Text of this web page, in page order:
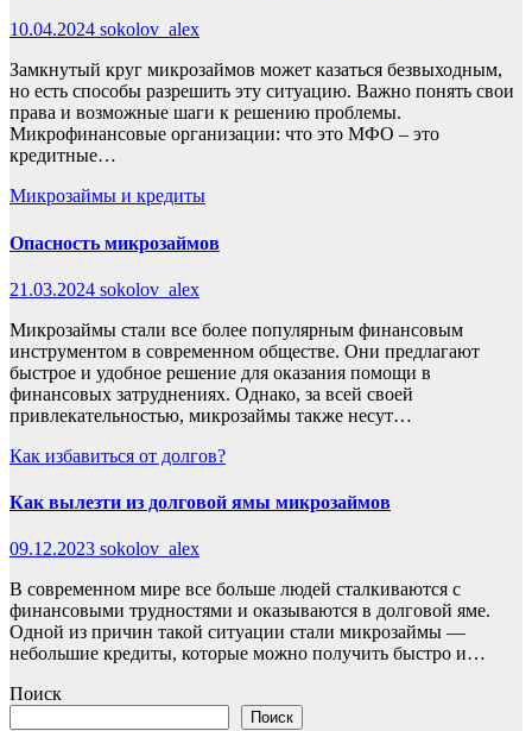
10.04.2024 sokolov_alex
Замкнутый круг микрозаймов может казаться безвыходным,
но есть способы разрешить эту ситуацию. Важно понять свои
права и возможные шаги к решению проблемы.
Микрофинансовые организации: что это МФО – это
кредитные…
Микрозаймы и кредиты
Опасность микрозаймов
21.03.2024 sokolov_alex
Микрозаймы стали все более популярным финансовым
инструментом в современном обществе. Они предлагают
быстрое и удобное решение для оказания помощи в
финансовых затруднениях. Однако, за всей своей
привлекательностью, микрозаймы также несут…
Как избавиться от долгов?
Как вылезти из долговой ямы микрозаймов
09.12.2023 sokolov_alex
В современном мире все больше людей сталкиваются с
финансовыми трудностями и оказываются в долговой яме.
Одной из причин такой ситуации стали микрозаймы —
небольшие кредиты, которые можно получить быстро и…
Поиск
Поиск